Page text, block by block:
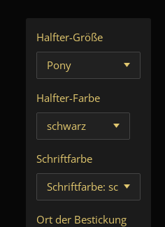
Halfter-Größe
Halfter-Farbe
Schriftfarbe
Ort der Bestickung